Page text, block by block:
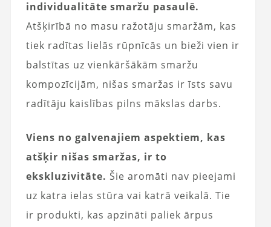
individualitāte smaržu pasaulē.
Atšķirībā no masu ražotāju smaržām, kas
tiek radītas lielās rūpnīcās un bieži vien ir
balstītas uz vienkāršākām smaržu
kompozīcijām, nišas smaržas ir īsts savu
radītāju kaislības pilns mākslas darbs.
Viens no galvenajiem aspektiem, kas
atšķir nišas smaržas, ir to
ekskluzivitāte. Šie aromāti nav pieejami
uz katra ielas stūra vai katrā veikalā. Tie
ir produkti, kas apzināti paliek ārpus